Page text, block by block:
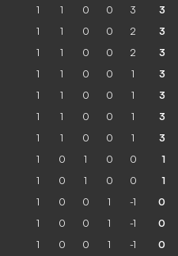
1 1 0 0 3 3
1 1 0 0 2 3
1 1 0 0 2 3
1 1 0 0 1 3
1 1 0 0 1 3
1 1 0 0 1 3
1 1 0 0 1 3
1 0 1 0 0 1
1 0 1 0 0 1
1 0 0 1 -1 0
1 0 0 1 -1 0
1 0 0 1 -1 0